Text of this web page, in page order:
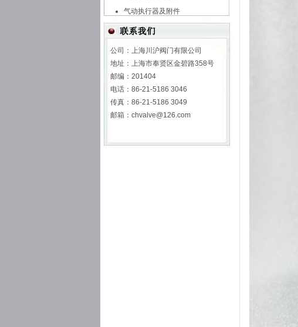
气动执行器及附件
公司：上海川沪阀门有限公司
地址：上海市奉贤区金碧路358号
邮编：201404
电话：86-21-5186 3046
传真：86-21-5186 3049
邮箱：chvalve@126.com